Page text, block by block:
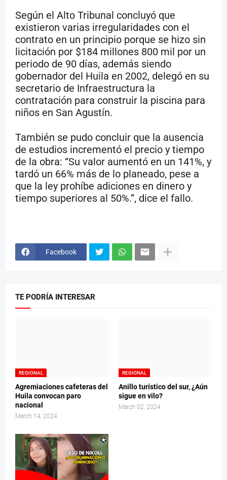
Según el Alto Tribunal concluyó que
existieron varias irregularidades con el
contrato en un principio porque se hizo sin
licitación por $184 millones 800 mil por un
periodo de 90 días, además siendo
gobernador del Huila en 2002, delegó en su
secretario de Infraestructura la
contratación para construir la piscina para
niños en San Agustín.
También se pudo concluir que la ausencia
de estudios incrementó el precio y tiempo
de la obra: “Su valor aumentó en un 141%, y
tardó un 66% más de lo planeado, pese a
que la ley prohíbe adiciones en dinero y
tiempo superiores al 50%.”, dice el fallo.
Facebook
TE PODRÍA INTERESAR
REGIONAL
Agremiaciones cafeteras del
Huila convocan paro
nacional
March 14, 2024
REGIONAL
Anillo turístico del sur, ¿Aún
sigue en vilo?
March 02, 2024